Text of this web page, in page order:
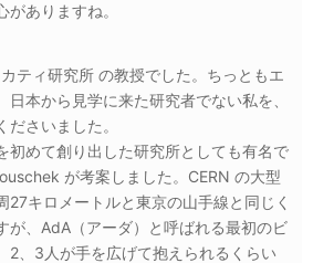
ありますね。
ティ研究所 の教授でした。ちっともエ
日本から見学に来た研究者でない私を、
さいました。
初めて創り出した研究所としても有名で
が考案しました。CERN の大型
27キロメートルと東京の山手線と同じく
が、AdA（アーダ）と呼ばれる最初のビ
2、3人が手を広げて抱えられるくらい